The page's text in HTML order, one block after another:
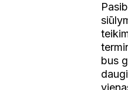
bus